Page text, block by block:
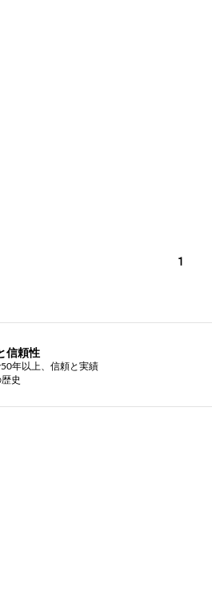
1
信頼性
年以上、信頼と実績
史